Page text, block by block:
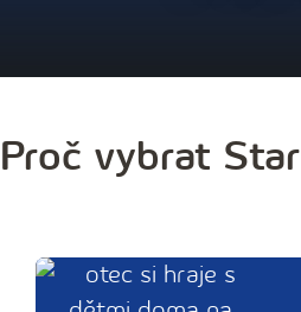
Proč vybrat